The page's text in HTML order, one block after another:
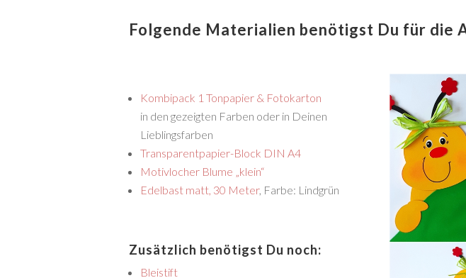
Folgende Materialien benötigst Du für die
Kombipack 1 Tonpapier & Fotokarton
in den gezeigten Farben oder in Deinen
Lieblingsfarben
Transparentpapier-Block DIN A4
Motivlocher Blume „klein“
Edelbast matt, 30 Meter, Farbe: Lindgrün
Zusätzlich benötigst Du noch:
Bleistift